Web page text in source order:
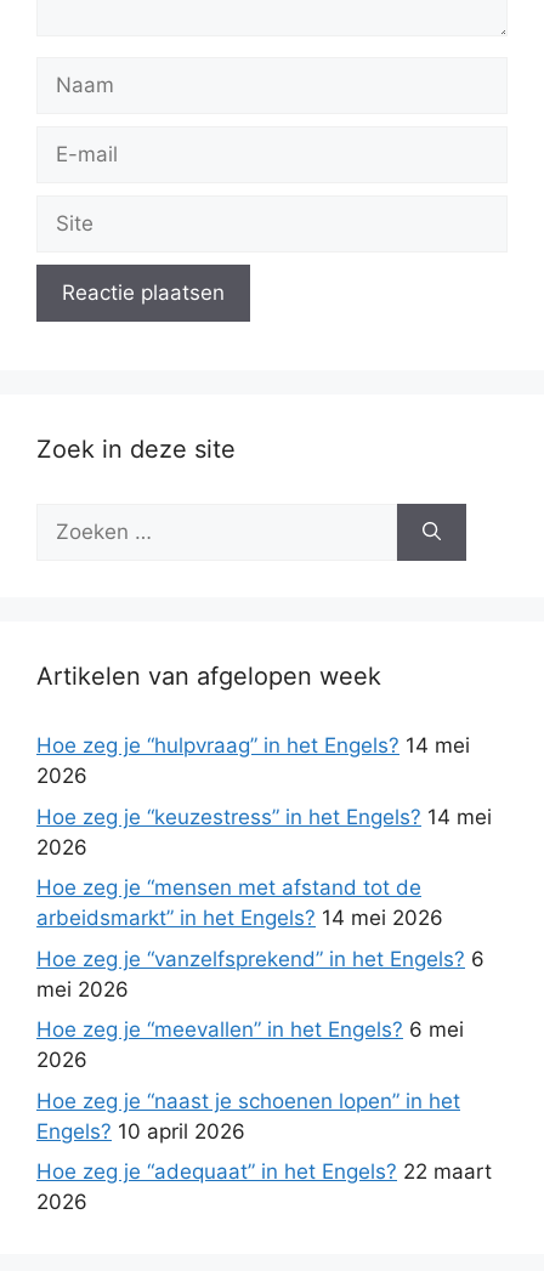
Naam
Site
Zoek in deze site
Zoek
Artikelen van afgelopen week
Hoe zeg je “hulpvraag” in het Engels? 14 mei
2026
Hoe zeg je “keuzestress” in het Engels? 14 mei
2026
Hoe zeg je “mensen met afstand tot de
arbeidsmarkt” in het Engels? 14 mei 2026
Hoe zeg je “vanzelfsprekend” in het Engels? 6
mei 2026
Hoe zeg je “meevallen” in het Engels? 6 mei
2026
Hoe zeg je “naast je schoenen lopen” in het
Engels? 10 april 2026
Hoe zeg je “adequaat” in het Engels? 22 maart
2026